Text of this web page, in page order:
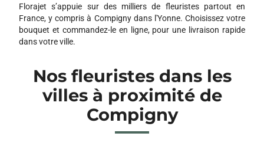
Florajet s’appuie sur des milliers de fleuristes partout en
France, y compris à Compigny dans l'Yonne. Choisissez votre
bouquet et commandez-le en ligne, pour une livraison rapide
dans votre ville.
Nos fleuristes dans les
villes à proximité de
Compigny